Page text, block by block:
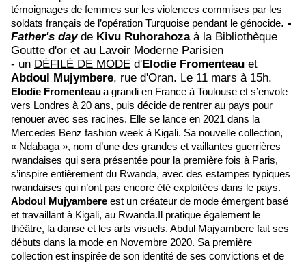
témoignages de femmes sur les violences commises par les
soldats français de l’opération Turquoise pendant le génocide. -
Father's day de Kivu Ruhorahozaà la Bibliothèque
Goutte d'or et au Lavoir Moderne Parisien
- un DÉFILÉ DE MODE d'Elodie Fromenteau et
Abdoul Mujymbere, rue d'Oran. Le 11 mars à 15h.
Elodie Fromenteaua grandi en France à Toulouse et s’envole
vers Londres à 20 ans, puis décide de rentrer au pays pour
renouer avec ses racines. Elle se lance en 2021 dans la
Mercedes Benz fashion week à Kigali. Sa nouvelle collection,
« Ndabaga », nom d’une des grandes et vaillantes guerrières
rwandaises qui sera présentée pour la première fois à Paris,
s’inspire entièrement du Rwanda, avec des estampes typiques
rwandaises qui n’ont pas encore été exploitées dans le pays.
Abdoul Mujyambere est un créateur de mode émergent basé
et travaillant à Kigali, au Rwanda.Il pratique également le
théâtre, la danse et les arts visuels. Abdul Majyambere fait ses
débuts dans la mode en Novembre 2020. Sa première
collection est inspirée de son identité de ses convictions et de